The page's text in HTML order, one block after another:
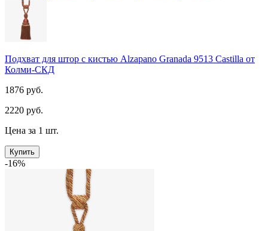
Подхват для штор с кистью Alzapano Granada 9513 Castilla от
Колми-СКД
1876 руб.
2220 руб.
Цена за 1 шт.
Купить
-16%